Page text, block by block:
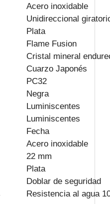
Acero inoxidable
Unidireccional
Plata
Flame Fusion
Cristal mineral
Cuarzo Japonés
PC32
Negra
Luminiscentes
Luminiscentes
Fecha
Acero inoxidable
22 mm
Plata
Doblar de seguridad
Resistencia al agua